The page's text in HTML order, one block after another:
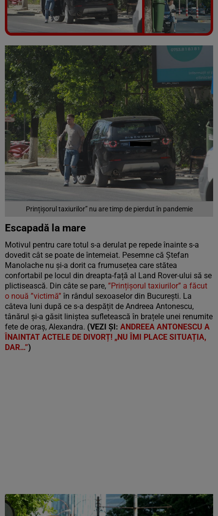
Vezi galeria foto
11 poze
Prințișorul taxiurilor” nu are timp de pierdut în pandemie
Escapadă la mare
Motivul pentru care totul s-a derulat pe repede înainte s-a
dovedit cât se poate de întemeiat. Pesemne că Ștefan
Manolache nu și-a dorit ca frumusețea care stătea
confortabil pe locul din dreapta-față al Land Rover-ului să se
plictisească. Din câte se pare, ”Prințișorul taxiurilor” a făcut
o nouă ”victimă” în rândul sexoaselor din București. La
câteva luni după ce s-a despățit de Andreea Antonescu,
tânărul și-a găsit liniștea sufletească în brațele unei renumite
fete de oraș, Alexandra. (VEZI ȘI: ANDREEA ANTONESCU A
ÎNAINTAT ACTELE DE DIVORȚ! „NU ÎMI PLACE SITUAȚIA,
DAR…”)